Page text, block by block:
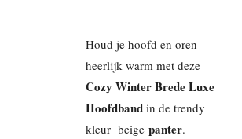
Houd je hoofd en oren
heerlijk warm met deze
Cozy Winter Brede Luxe
Hoofdband in de trendy
kleur beige panter.